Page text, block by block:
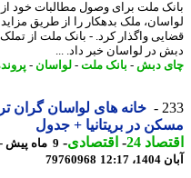
ملت برای وصول مطالبات خود از
ملک بدهکار را از طریق مزایده
واگذار کرد. - بانک ملت از تملک
در لواسان خبر داد. ...
دبش-بانک ملت -لواسان-پرونده -
خانه های لواسان گران تر
در بریتانیا + جدول
24
-اقتصادی-
79760968